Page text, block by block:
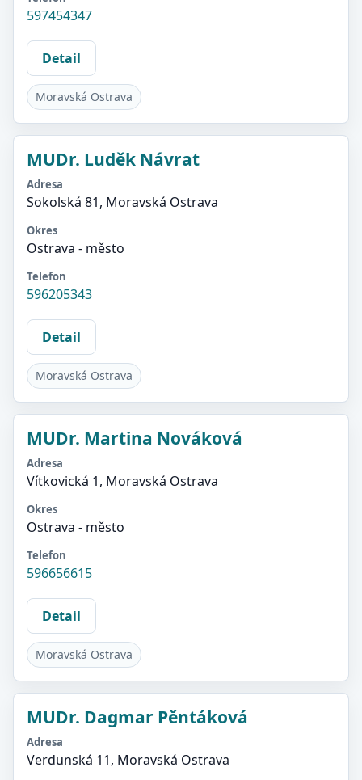
597454347
Detail
Moravská Ostrava
MUDr. Luděk Návrat
Adresa
Sokolská 81, Moravská Ostrava
Okres
Ostrava - město
Telefon
596205343
Detail
Moravská Ostrava
MUDr. Martina Nováková
Adresa
Vítkovická 1, Moravská Ostrava
Okres
Ostrava - město
Telefon
596656615
Detail
Moravská Ostrava
MUDr. Dagmar Pěntáková
Adresa
Verdunská 11, Moravská Ostrava